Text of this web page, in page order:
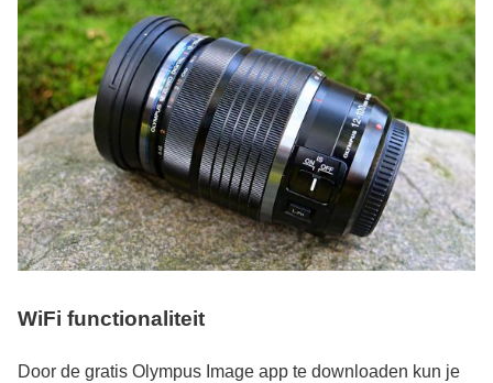
WiFi functionaliteit
Door de gratis Olympus Image app te downloaden kun je